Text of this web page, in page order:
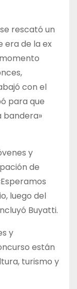
rescató un
era de la ex
con el
para que
bandera»
y
de
luego del
Buyatti.
y
están
turismo y